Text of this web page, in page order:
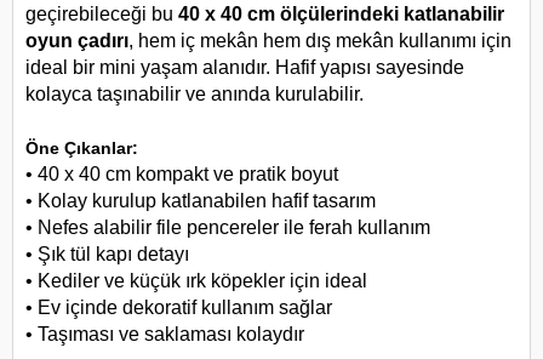
geçirebileceği bu 40 x 40 cm ölçülerindeki katlanabilir
oyun çadırı, hem iç mekân hem dış mekân kullanımı için
ideal bir mini yaşam alanıdır. Hafif yapısı sayesinde
kolayca taşınabilir ve anında kurulabilir.
Öne Çıkanlar:
• 40 x 40 cm kompakt ve pratik boyut
• Kolay kurulup katlanabilen hafif tasarım
• Nefes alabilir file pencereler ile ferah kullanım
• Şık tül kapı detayı
• Kediler ve küçük ırk köpekler için ideal
• Ev içinde dekoratif kullanım sağlar
• Taşıması ve saklaması kolaydır